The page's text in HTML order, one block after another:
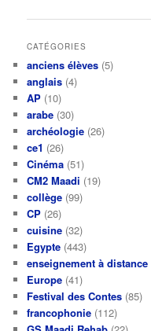
articles
CATÉGORIES
anciens élèves (5)
anglais (4)
AP (10)
arabe (30)
archéologie (26)
ce1 (26)
Cinéma (51)
CM2 Maadi (19)
collège (99)
CP (26)
cuisine (32)
Egypte (443)
enseignement à distance
Europe (41)
Festival des Contes (85)
francophonie (112)